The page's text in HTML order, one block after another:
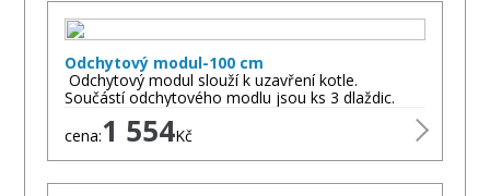
Odchytový modul-100 cm
Odchytový modul slouží k uzavření kotle.
Součástí odchytového modlu jsou ks 3 dlaždic.
cena:1 554Kč